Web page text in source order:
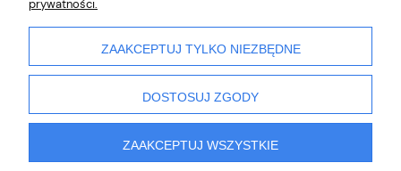
Płatności i dostawa
prywatności.
ZAAKCEPTUJ TYLKO NIEZBĘDNE
DOSTOSUJ ZGODY
ZAAKCEPTUJ WSZYSTKIE